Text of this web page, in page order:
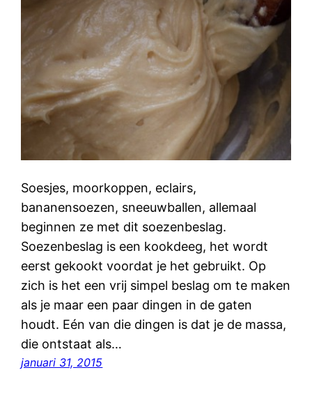
Soesjes, moorkoppen, eclairs,
bananensoezen, sneeuwballen, allemaal
beginnen ze met dit soezenbeslag.
Soezenbeslag is een kookdeeg, het wordt
eerst gekookt voordat je het gebruikt. Op
zich is het een vrij simpel beslag om te maken
als je maar een paar dingen in de gaten
houdt. Eén van die dingen is dat je de massa,
die ontstaat als…
januari 31, 2015